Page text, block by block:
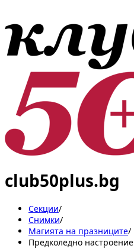
club50plus.bg
Секции/
Снимки/
Магията на празниците/
Предколедно настроение